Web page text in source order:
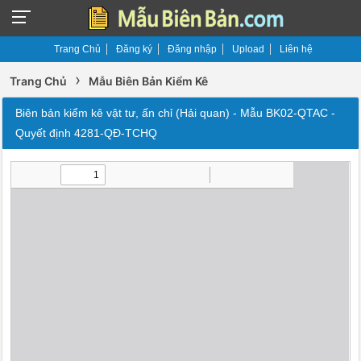
Trang Chủ Đăng ký Đăng nhập Upload Liên hệ
Trang Chủ › Mẫu Biên Bản Kiểm Kê
Biên bản kiểm kê vật tư, ấn chỉ (Hải quan) - Mẫu BK02-QTAC -
Quyết định 4281-QĐ-TCHQ